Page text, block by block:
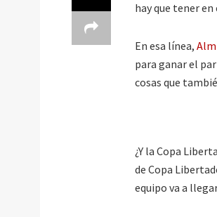
hay que tener
En esa línea,
para ganar el
cosas que
¿Y la Copa
de Copa
equipo va a